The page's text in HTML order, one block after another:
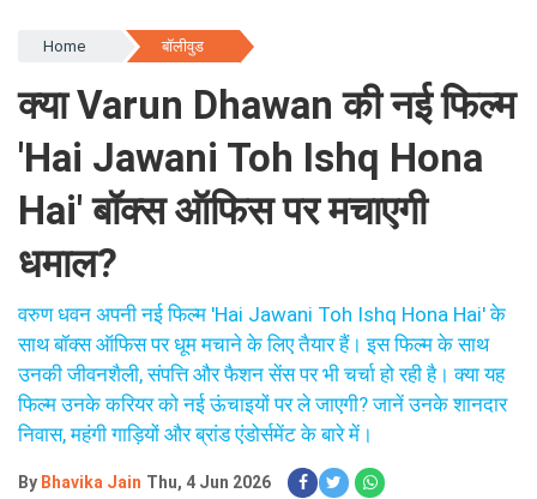
Home बॉलीवुड
क्या Varun Dhawan की नई फिल्म
'Hai Jawani Toh Ishq Hona
Hai' बॉक्स ऑफिस पर मचाएगी
धमाल?
वरुण धवन अपनी नई फिल्म 'Hai Jawani Toh Ishq Hona Hai' के
साथ बॉक्स ऑफिस पर धूम मचाने के लिए तैयार हैं। इस फिल्म के साथ
उनकी जीवनशैली, संपत्ति और फैशन सेंस पर भी चर्चा हो रही है। क्या यह
फिल्म उनके करियर को नई ऊंचाइयों पर ले जाएगी? जानें उनके शानदार
निवास, महंगी गाड़ियों और ब्रांड एंडोर्समेंट के बारे में।
By Bhavika Jain Thu, 4 Jun 2026